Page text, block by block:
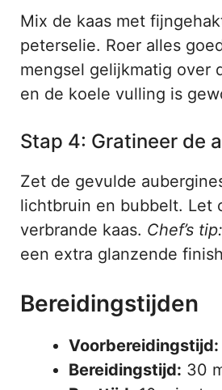
Mix de kaas met
peterselie. Roer alles
mengsel gelijkmatig over
en de koele vulling is
Stap 4: Gratineer de
Zet de gevulde
lichtbruin en bubbelt. Let
verbrande kaas. Chef’s tip:
een extra glanzende
Bereidingstijden
Voorbereidingstijd:
Bereidingstijd: 30